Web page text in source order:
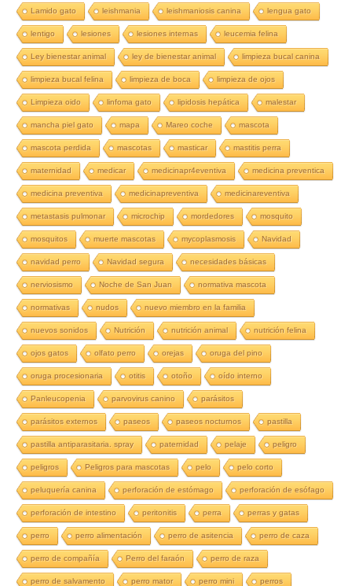
Lamido gato leishmania leishmaniosis canina lengua gato
lentigo lesiones lesiones internas leucemia felina
Ley bienestar animal ley de bienestar animal limpieza bucal canina
limpieza bucal felina limpieza de boca limpieza de ojos
Limpieza oido linfoma gato lipidosis hepática malestar
mancha piel gato mapa Mareo coche mascota
mascota perdida mascotas masticar mastitis perra
maternidad medicar medicinapr4eventiva medicina preventica
medicina preventiva medicinapreventiva medicinareventiva
metastasis pulmonar microchip mordedores mosquito
mosquitos muerte mascotas mycoplasmosis Navidad
navidad perro Navidad segura necesidades básicas
nerviosismo Noche de San Juan normativa mascota
normativas nudos nuevo miembro en la familia
nuevos sonidos Nutrición nutrición animal nutrición felina
ojos gatos olfato perro orejas oruga del pino
oruga procesionaria otitis otoño oído interno
Panleucopenia parvovirus canino parásitos
parásitos externos paseos paseos nocturnos pastilla
pastilla antiparasitaria. spray paternidad pelaje peligro
peligros Peligros para mascotas pelo pelo corto
peluquería canina perforación de estómago perforación de esófago
perforación de intestino peritonitis perra perras y gatas
perro perro alimentación perro de asitencia perro de caza
perro de compañía Perro del faraón perro de raza
perro de salvamento perro mator perro mini perros